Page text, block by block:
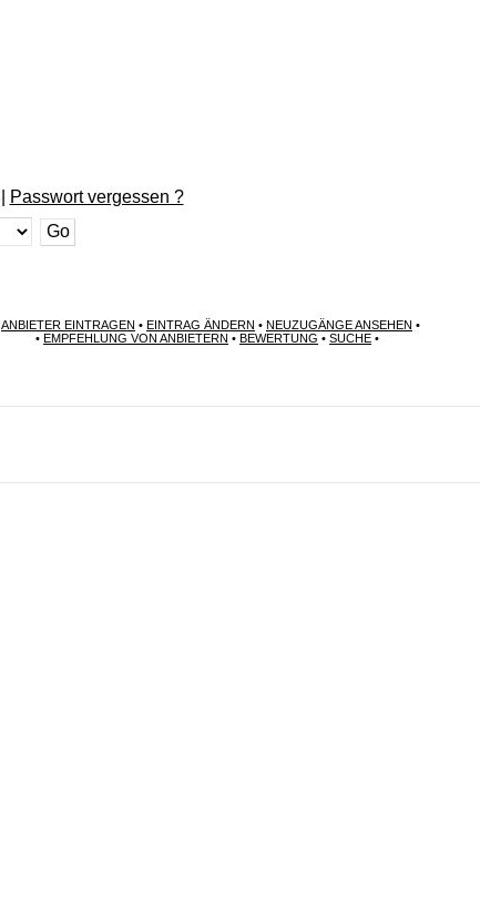
Passwort vergessen ?
ANBIETER EINTRAGEN • EINTRAG ÄNDERN • NEUZUGÄNGE ANSEHEN •
• EMPFEHLUNG VON ANBIETERN • BEWERTUNG • SUCHE •